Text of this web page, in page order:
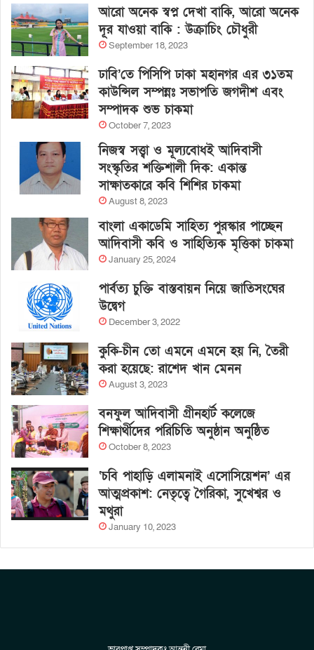
আরো অনেক স্বপ্ন দেখা বাকি, আরো অনেক
দূর যাওয়া বাকি : উক্রাচিং চৌধুরী
September 18, 2023
ঢাবি’তে পিসিপি ঢাকা মহানগর এর ৩১তম
কাউন্সিল সম্পন্নঃ সভাপতি জগদীশ এবং
সম্পাদক শুভ চাকমা
October 7, 2023
নিজস্ব সত্ত্বা ও মূল্যবোধই আদিবাসী
সংস্কৃতির শক্তিশালী দিক: একান্ত
সাক্ষাতকারে কবি শিশির চাকমা
August 8, 2023
বাংলা একাডেমি সাহিত্য পুরস্কার পাচ্ছেন
আদিবাসী কবি ও সাহিত্যিক মৃত্তিকা চাকমা
January 25, 2024
পার্বত্য চুক্তি বাস্তবায়ন নিয়ে জাতিসংঘের
উদ্বেগ
December 3, 2022
কুকি-চীন তো এমনে এমনে হয় নি, তৈরী
করা হয়েছে: রাশেদ খান মেনন
August 3, 2023
বনফুল আদিবাসী গ্রীনহার্ট কলেজে
শিক্ষার্থীদের পরিচিতি অনুষ্ঠান অনুষ্ঠিত
October 8, 2023
‘চবি পাহাড়ি এলামনাই এসোসিয়েশন’ এর
আত্মপ্রকাশ: নেতৃত্বে গৈরিকা, সুখেশ্বর ও
মথুরা
January 10, 2023